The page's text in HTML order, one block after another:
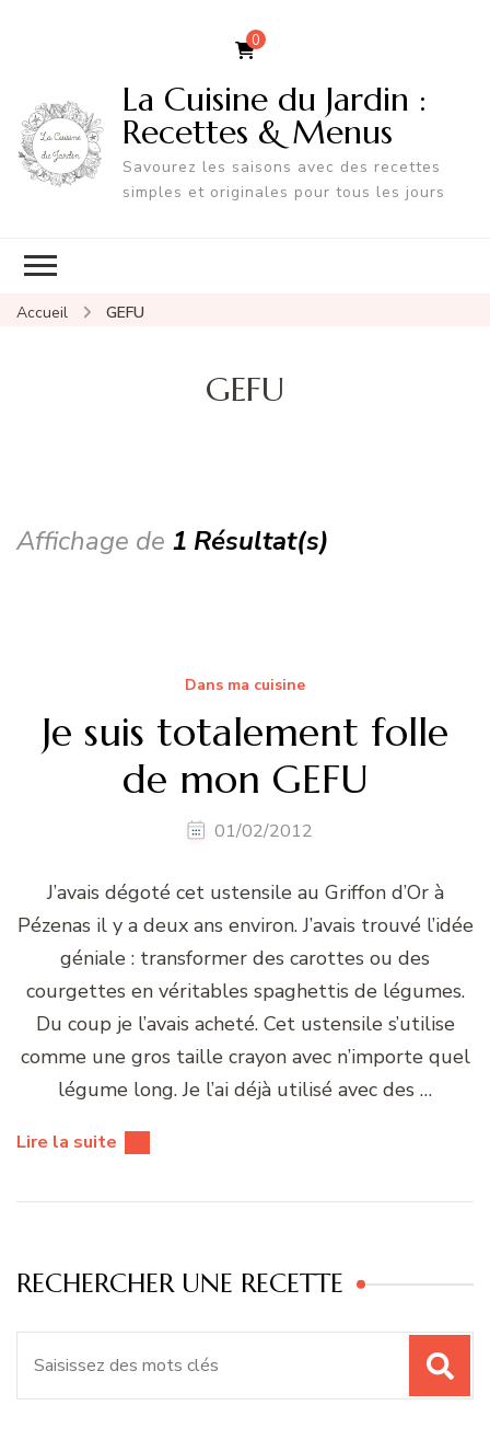
0
La Cuisine du Jardin :
Recettes & Menus
Savourez les saisons avec des recettes
simples et originales pour tous les jours
Accueil GEFU
GEFU
Affichage de 1 Résultat(s)
Dans ma cuisine
Je suis totalement folle
de mon GEFU
01/02/2012
J’avais dégoté cet ustensile au Griffon d’Or à
Pézenas il y a deux ans environ. J’avais trouvé l’idée
géniale : transformer des carottes ou des
courgettes en véritables spaghettis de légumes.
Du coup je l’avais acheté. Cet ustensile s’utilise
comme une gros taille crayon avec n’importe quel
légume long. Je l’ai déjà utilisé avec des …
Lire la suite
RECHERCHER UNE RECETTE